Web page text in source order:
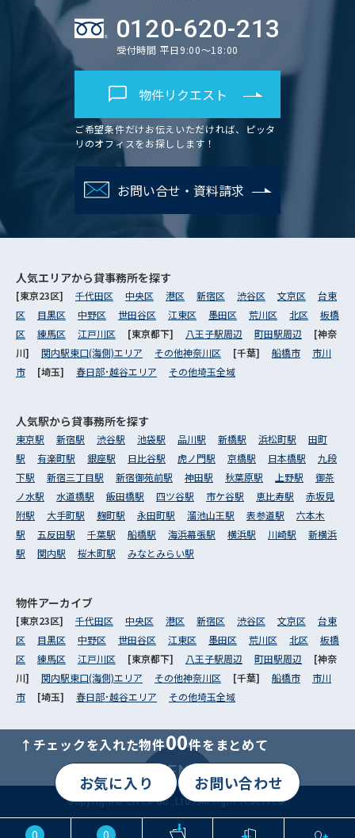
0 0
↑チェックを入れた物件00件をまとめて
お気に入り お問い合わせ
0120-620-213
受付時間 平日9:00～18:00
物件リクエスト
ご希望条件だけお伝えいただければ、ピッタ
リのオフィスをお探しします！
お問い合せ・資料請求
MENU
人気エリアから貸事務所を探す
[東京23区] 千代田区 中央区 港区 新宿区 渋谷区 文京区
台東
区
目黒区 中野区 世田谷区 江東区 墨田区 荒川区 北区
板橋
区
練馬区 江戸川区 [東京都下] 八王子駅周辺 町田駅周辺
[神奈
川] 関内駅東口(海側)エリア その他神奈川区 [千葉] 船橋市
市川
市
[埼玉] 春日部･越谷エリア その他埼玉全域
人気駅から貸事務所を探す
東京駅 新宿駅 渋谷駅 池袋駅 品川駅 新橋駅 浜松町駅
田町
駅
有楽町駅 銀座駅 日比谷駅 虎ノ門駅 京橋駅 日本橋駅
九段
下駅
新宿三丁目駅 新宿御苑前駅 神田駅 秋葉原駅 上野駅
御茶
ノ水駅
水道橋駅 飯田橋駅 四ツ谷駅 市ケ谷駅 恵比寿駅
赤坂見
附駅
大手町駅 麹町駅 永田町駅 溜池山王駅 表参道駅
六本木
駅
五反田駅 千葉駅 船橋駅 海浜幕張駅 横浜駅 川崎駅
新横浜
駅
関内駅 桜木町駅 みなとみらい駅
物件アーカイブ
[東京23区] 千代田区 中央区 港区 新宿区 渋谷区 文京区
台東
区
目黒区 中野区 世田谷区 江東区 墨田区 荒川区 北区
板橋
区
練馬区 江戸川区 [東京都下] 八王子駅周辺 町田駅周辺
[神奈
川] 関内駅東口(海側)エリア その他神奈川区 [千葉] 船橋市
市川
市
[埼玉] 春日部･越谷エリア その他埼玉全域
Copyright© Livex Co.,Ltd. All right reserved.